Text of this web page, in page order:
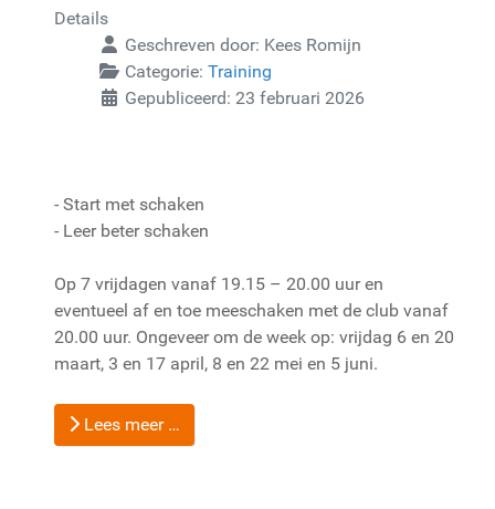
Details
Geschreven door: Kees Romijn
Categorie: Training
Gepubliceerd: 23 februari 2026
- Start met schaken
- Leer beter schaken
Op 7 vrijdagen vanaf 19.15 – 20.00 uur en
eventueel af en toe meeschaken met de club vanaf
20.00 uur. Ongeveer om de week op: vrijdag 6 en 20
maart, 3 en 17 april, 8 en 22 mei en 5 juni.
Lees meer …